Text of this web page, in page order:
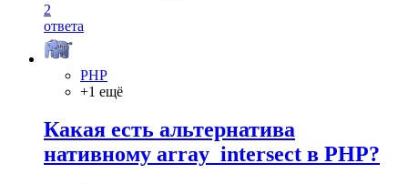
2
ответа
PHP
+1 ещё
Какая есть альтернатива
нативному array_intersect в PHP?